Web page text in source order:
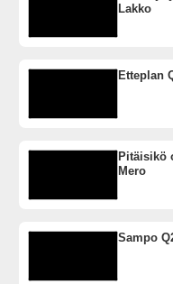
Lakko
Etteplan
Pitäisikö
Mero
Sampo